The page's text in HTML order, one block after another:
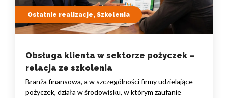
Ostatnie realizacje, Szkolenia
Obsługa klienta w sektorze pożyczek –
relacja ze szkolenia
Branża finansowa, a w szczególności firmy udzielające
pożyczek, działa w środowisku, w którym zaufanie